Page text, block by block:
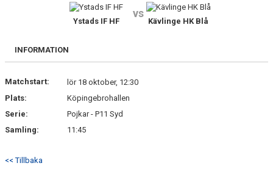
KONTAKT
Ystads IF HF
vs
Kävlinge HK Blå
INFORMATION
Matchstart:
lör 18 oktober, 12:30
Plats:
Köpingebrohallen
Serie:
Pojkar - P11 Syd
Samling:
11:45
<< Tillbaka